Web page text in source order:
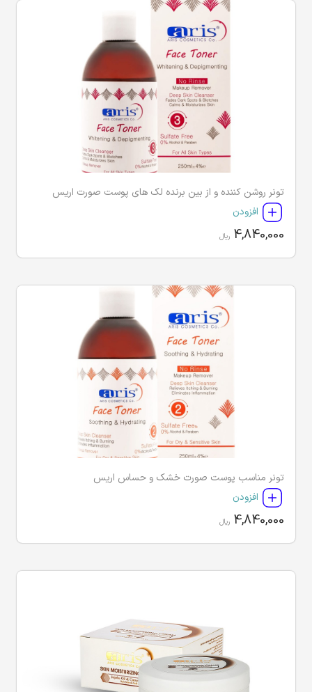
تونر روشن کننده و از بین برنده لک های پوست صورت اریس
افزودن
4,840,000 ریال
تونر مناسب پوست صورت خشک و حساس اریس
افزودن
4,840,000 ریال